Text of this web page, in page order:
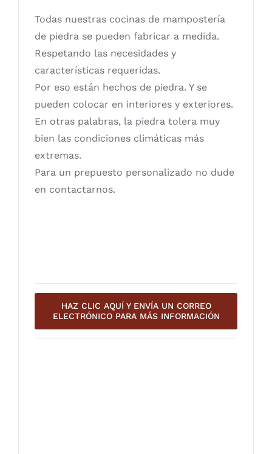
Todas nuestras cocinas de mampostería
de piedra se pueden fabricar a medida.
Respetando las necesidades y
características requeridas.
Por eso están hechos de piedra. Y se
pueden colocar en interiores y exteriores.
En otras palabras, la piedra tolera muy
bien las condiciones climáticas más
extremas.
Para un prepuesto personalizado no dude
en contactarnos.
HAZ CLIC AQUÍ Y ENVÍA UN CORREO
ELECTRÓNICO PARA MÁS INFORMACIÓN